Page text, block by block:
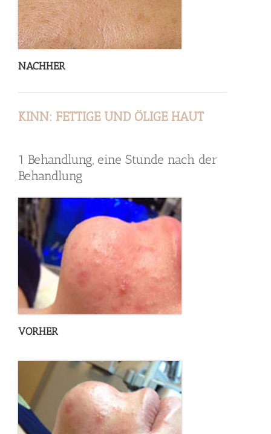
NACHHER
KINN: FETTIGE UND ÖLIGE HAUT
1 Behandlung, eine Stunde nach der
Behandlung
VORHER